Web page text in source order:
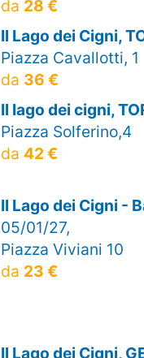
da 28 €
Il Lago dei Cigni,
Piazza Cavallotti, 1
da 36 €
Il lago dei cigni,
Piazza Solferino,4
da 42 €
Il Lago dei Cigni -
05/01/27,
Piazza Viviani 10
da 23 €
Il Lago dei Cigni,